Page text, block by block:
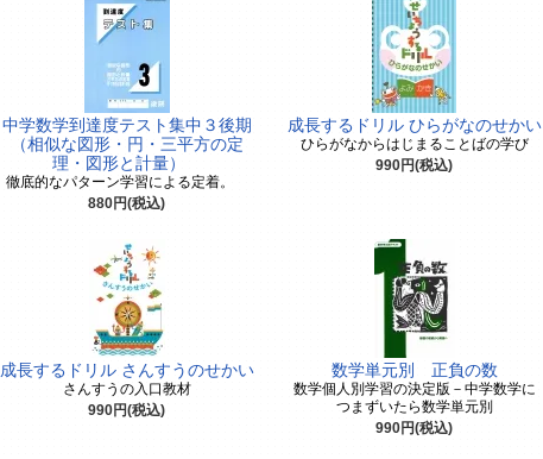
中学数学到達度テスト集中３後期
（相似な図形・円・三平方の定
理・図形と計量）
徹底的なパターン学習による定着。
880円(税込)
成長するドリル ひらがなのせかい
ひらがなからはじまることばの学び
990円(税込)
成長するドリル さんすうのせかい
さんすうの入口教材
990円(税込)
数学単元別 正負の数
数学個人別学習の決定版－中学数学に
つまずいたら数学単元別
990円(税込)